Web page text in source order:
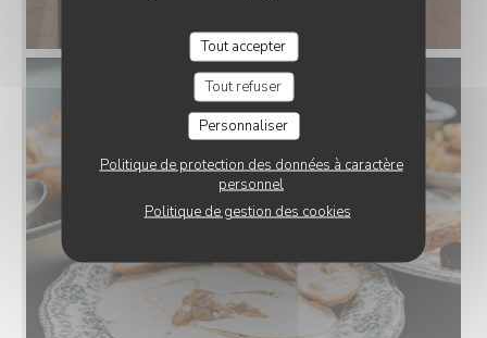
Tout accepter
Tout refuser
Personnaliser
Politique de protection des données à caractère
personnel
Politique de gestion des cookies